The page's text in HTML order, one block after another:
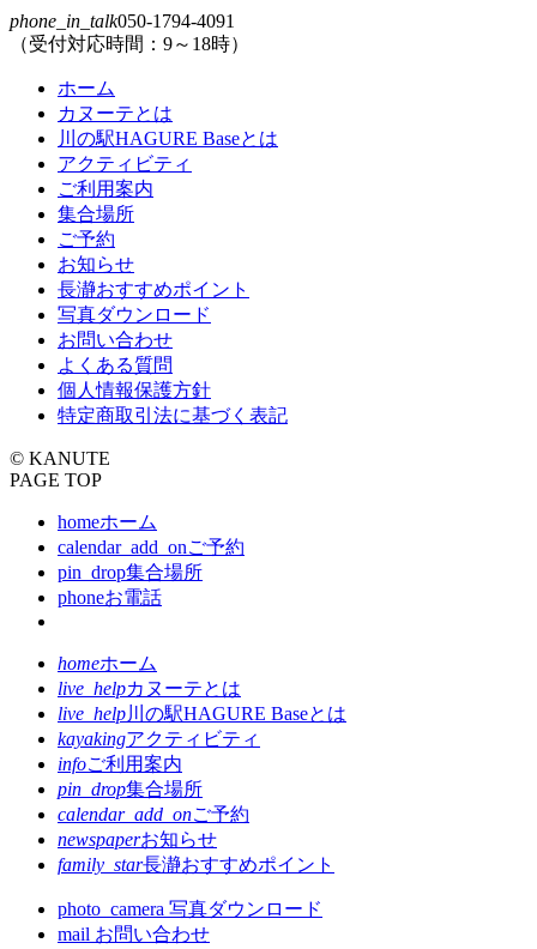
phone_in_talk050-1794-4091
（受付対応時間：9～18時）
ホーム
カヌーテとは
川の駅HAGURE Baseとは
アクティビティ
ご利用案内
集合場所
ご予約
お知らせ
長瀞おすすめポイント
写真ダウンロード
お問い合わせ
よくある質問
個人情報保護方針
特定商取引法に基づく表記
© KANUTE
PAGE TOP
homeホーム
calendar_add_onご予約
pin_drop集合場所
phoneお電話
homeホーム
live_helpカヌーテとは
live_help川の駅HAGURE Baseとは
kayakingアクティビティ
infoご利用案内
pin_drop集合場所
calendar_add_onご予約
newspaperお知らせ
family_star長瀞おすすめポイント
photo_camera 写真ダウンロード
mail お問い合わせ